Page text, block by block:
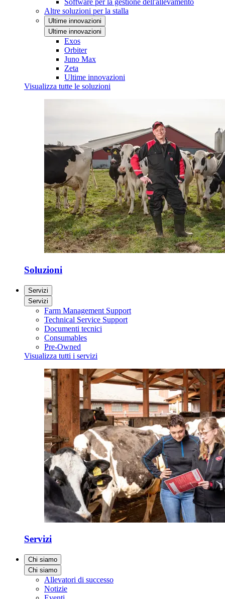
Software per la gestione dell'allevamento
Altre soluzioni per la stalla
Ultime innovazioni
Ultime innovazioni
Exos
Orbiter
Juno Max
Zeta
Ultime innovazioni
Visualizza tutte le soluzioni
Soluzioni
Servizi
Servizi
Farm Management Support
Technical Service Support
Documenti tecnici
Consumables
Pre-Owned
Visualizza tutti i servizi
Servizi
Chi siamo
Chi siamo
Allevatori di successo
Notizie